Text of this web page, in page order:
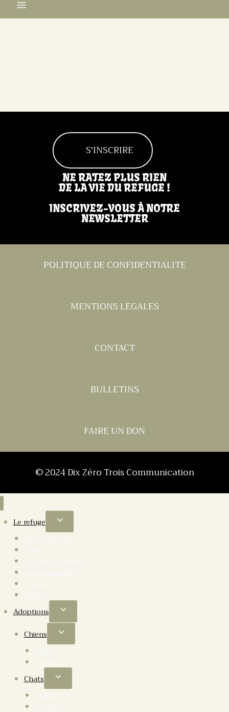
S'INSCRIRE
NE RATEZ PLUS RIEN
DE LA VIE DU REFUGE !
INSCRIVEZ-VOUS À NOTRE
NEWSLETTER
POLITIQUE DE CONFIDENTIALITE
MENTIONS LEGALES
CONTACT
BULLETINS
FAIRE UN DON
© 2024Dix Zéro Trois Communication
Le refuge
Adoptions
Chiens
Chats